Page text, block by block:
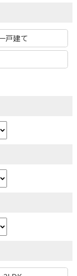
戸建て